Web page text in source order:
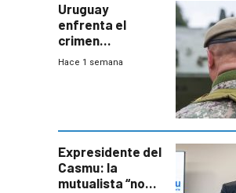
Uruguay
enfrenta el
crimen
organizado con
seguridad
Hace 1 semana
Expresidente del
Casmu: la
mutualista “no